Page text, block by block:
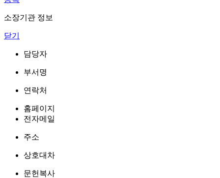
소장기관 정보
닫기
담당자
부서명
연락처
홈페이지
전자메일
주소
상호대차
문헌복사